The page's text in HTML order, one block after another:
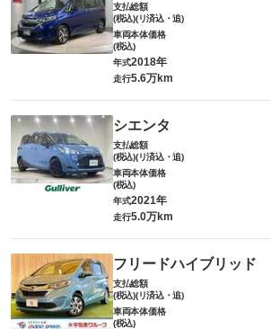
支払総額
(税込)(リ済込・追)
車両本体価格
(税込)
年式2018年
走行5.6万km
シエンタ
支払総額
(税込)(リ済込・追)
車両本体価格
(税込)
年式2021年
走行5.0万km
フリードハイブリッド
支払総額
(税込)(リ済込・追)
車両本体価格
(税込)